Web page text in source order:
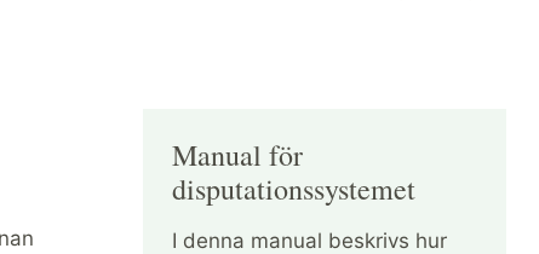
Manual för
disputationssystemet
I denna manual beskrivs hur